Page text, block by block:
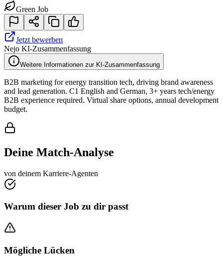
Green Job
Jetzt bewerben
Nejo KI-Zusammenfassung
Weitere Informationen zur KI-Zusammenfassung
B2B marketing for energy transition tech, driving brand awareness
and lead generation. C1 English and German, 3+ years tech/energy
B2B experience required. Virtual share options, annual development
budget.
Deine Match-Analyse
von deinem Karriere-Agenten
Warum dieser Job zu dir passt
Mögliche Lücken